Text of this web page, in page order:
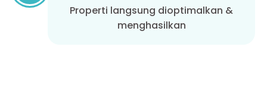
Properti langsung dioptimalkan &
menghasilkan